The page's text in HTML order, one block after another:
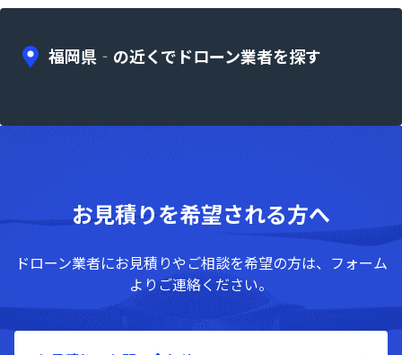
福岡県‐の近くでドローン業者を探す
お見積りを希望される方へ
ドローン業者にお見積りやご相談を希望の方は、フォーム
よりご連絡ください。